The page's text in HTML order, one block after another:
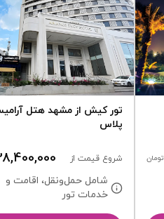
تومان
تور کیش از مشهد هتل
پلاس
شروع قیمت از
شامل حمل‌ونقل، اقامت و
خدمات تور